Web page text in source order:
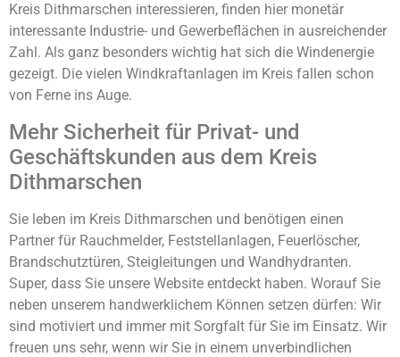
Kreis Dithmarschen interessieren, finden hier monetär
interessante Industrie- und Gewerbeflächen in ausreichender
Zahl. Als ganz besonders wichtig hat sich die Windenergie
gezeigt. Die vielen Windkraftanlagen im Kreis fallen schon
von Ferne ins Auge.
Mehr Sicherheit für Privat- und
Geschäftskunden aus dem Kreis
Dithmarschen
Sie leben im Kreis Dithmarschen und benötigen einen
Partner für Rauchmelder, Feststellanlagen, Feuerlöscher,
Brandschutztüren, Steigleitungen und Wandhydranten.
Super, dass Sie unsere Website entdeckt haben. Worauf Sie
neben unserem handwerklichem Können setzen dürfen: Wir
sind motiviert und immer mit Sorgfalt für Sie im Einsatz. Wir
freuen uns sehr, wenn wir Sie in einem unverbindlichen